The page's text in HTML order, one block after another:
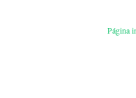
Página